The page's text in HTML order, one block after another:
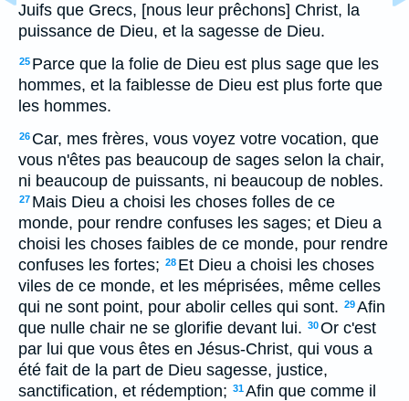
Juifs que Grecs, [nous leur prêchons] Christ, la
puissance de Dieu, et la sagesse de Dieu.
25 Parce que la folie de Dieu est plus sage que les
hommes, et la faiblesse de Dieu est plus forte que
les hommes.
26 Car, mes frères, vous voyez votre vocation, que
vous n'êtes pas beaucoup de sages selon la chair,
ni beaucoup de puissants, ni beaucoup de nobles.
27 Mais Dieu a choisi les choses folles de ce
monde, pour rendre confuses les sages; et Dieu a
choisi les choses faibles de ce monde, pour rendre
confuses les fortes; 28 Et Dieu a choisi les choses
viles de ce monde, et les méprisées, même celles
qui ne sont point, pour abolir celles qui sont. 29Afin
que nulle chair ne se glorifie devant lui. 30Or c'est
par lui que vous êtes en Jésus-Christ, qui vous a
été fait de la part de Dieu sagesse, justice,
sanctification, et rédemption; 31Afin que comme il